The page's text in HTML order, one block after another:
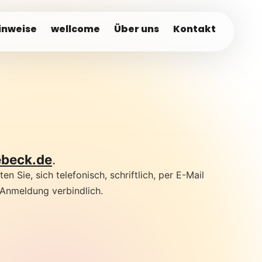
wellcome Über uns Kontakt
.
Sie, sich telefonisch, schriftlich, per E-Mail
verbindlich.